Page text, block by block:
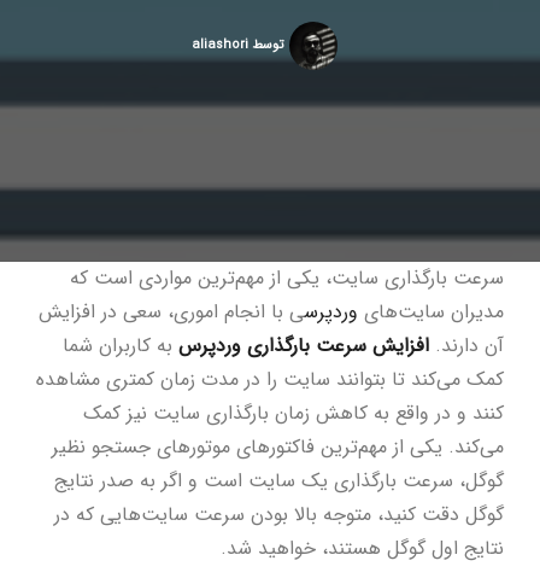
توسط aliashori
سرعت بارگذاری سایت، یکی از مهم‌ترین مواردی است که
مدیران سایت‌های وردپرسی با انجام اموری، سعی در افزایش
آن دارند. افزایش سرعت بارگذاری وردپرس به کاربران شما
کمک می‌کند تا بتوانند سایت را در مدت زمان کمتری مشاهده
کنند و در واقع به کاهش زمان بارگذاری سایت نیز کمک
می‌کند. یکی از مهم‌ترین فاکتورهای موتورهای جستجو نظیر
گوگل، سرعت بارگذاری یک سایت است و اگر به صدر نتایج
گوگل دقت کنید، متوجه بالا بودن سرعت سایت‌هایی که در
نتایج اول گوگل هستند، خواهید شد.